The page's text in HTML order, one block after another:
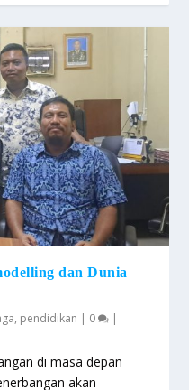
dan Dunia
, pendidikan | 0 |
di masa depan
akan